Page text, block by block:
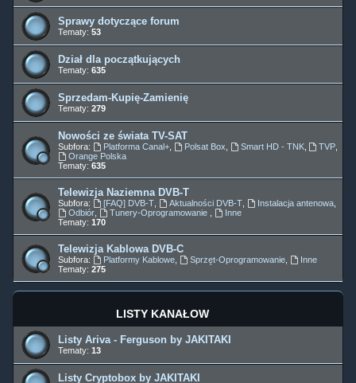
Sprawy dotyczące forum
Tematy: 53
Dział dla początkujących
Tematy: 635
Sprzedam-Kupię-Zamienię
Tematy: 279
Nowości ze świata TV-SAT
Subfora: Platforma Canal+, Polsat Box Smart HD - TNK, TVP
Orange Polska
Tematy: 635
Telewizja Naziemna DVB-T
Subfora: [FAQ] DVB-T, Aktualności DVB-T, Instalacja antenowa,
Odbiór, Tunery-Oprogramowanie
Inne
Tematy: 170
Telewizja Kablowa DVB-C
Subfora: Platformy Kablowe, Sprzęt-Oprogramowanie,
Inne
Tematy: 275
LISTY KANAŁÓW
Listy Ariva - Ferguson by JAKITAKI
Tematy: 13
Listy Cryptobox by JAKITAKI